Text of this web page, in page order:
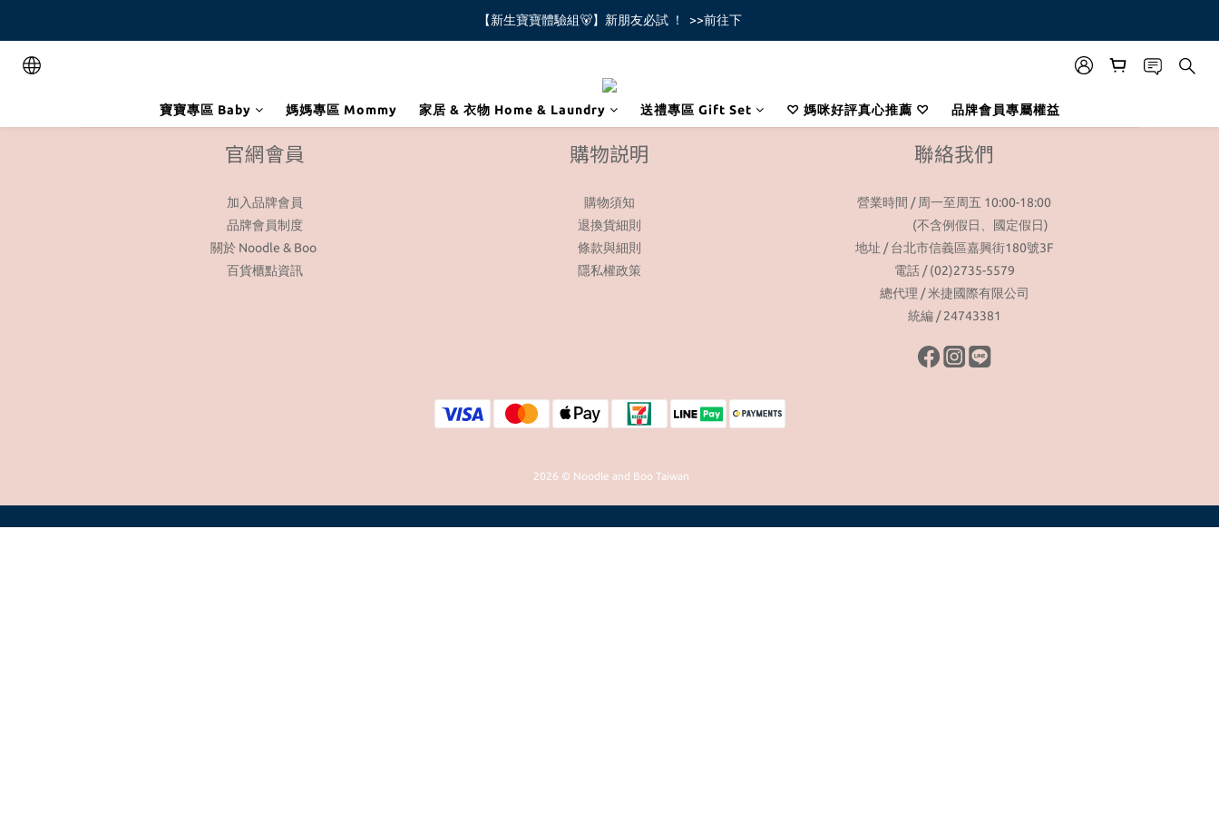
全館不限金額免運費🚚
【新生寶寶體驗組🐻】新朋友必試 ！  >>前往下
寶寶專區 Baby 媽媽專區 Mommy 家居 & 衣物 Home & Laundry 送禮專區 Gift Set ♡ 媽咪好評真心推薦 ♡ 品牌會員專屬權益
官網會員
加入品牌會員
品牌會員制度
關於 Noodle & Boo
百貨櫃點資訊
購物説明
購物須知
退換貨細則
條款與細則
隱私權政策
聯絡我們
營業時間 / 周一至周五 10:00-18:00
(不含例假日、國定假日)
地址 / 台北市信義區嘉興街180號3F
電話 / (02)2735-5579
總代理 / 米捷國際有限公司
統編 / 24743381
2026 © Noodle and Boo Taiwan